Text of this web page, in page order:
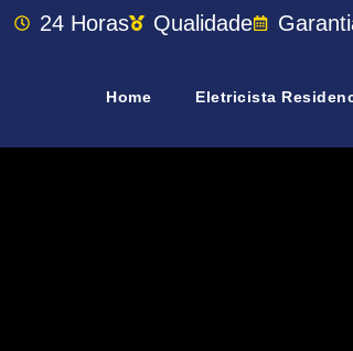
24 Horas Qualidade
Home Eletricista